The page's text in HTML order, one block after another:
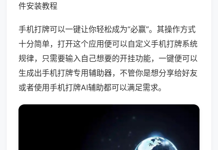
件安装教程
手机打牌可以一键让你轻松成为“必赢”。其操作方式
十分简单，打开这个应用便可以自定义手机打牌系统
规律，只需要输入自己想要的开挂功能，一键便可以
生成出手机打牌专用辅助器，不管你是想分享给好友
或者使用手机打牌AI辅助都可以满足需求。